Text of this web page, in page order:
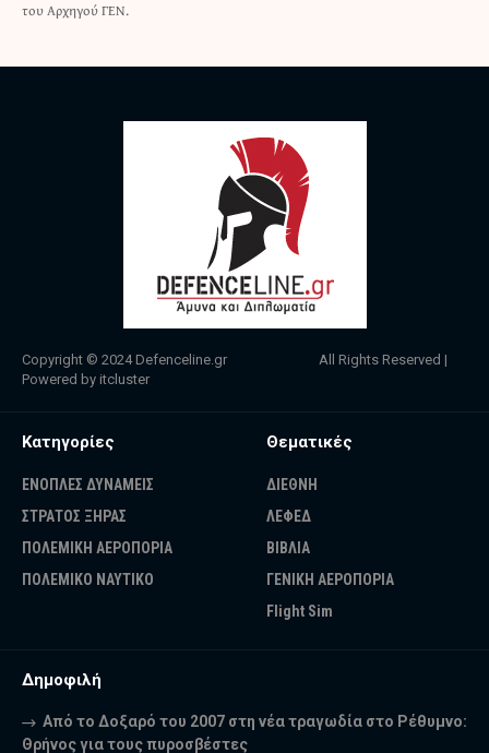
του Αρχηγού ΓΕΝ.
Copyright © 2024 Defenceline.gr All Rights Reserved |
Powered by itcluster
Κατηγορίες
ΕΝΟΠΛΕΣ ΔΥΝΑΜΕΙΣ
ΣΤΡΑΤΟΣ ΞΗΡΑΣ
ΠΟΛΕΜΙΚΗ ΑΕΡΟΠΟΡΙΑ
ΠΟΛΕΜΙΚΟ ΝΑΥΤΙΚΟ
Θεματικές
ΔΙΕΘΝΗ
ΛΕΦΕΔ
ΒΙΒΛΙΑ
ΓΕΝΙΚΗ ΑΕΡΟΠΟΡΙΑ
Flight Sim
Δημοφιλή
Από το Δοξαρό του 2007 στη νέα τραγωδία στο Ρέθυμνο:
Θρήνος για τους πυροσβέστες